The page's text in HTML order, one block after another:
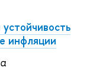
инфляции